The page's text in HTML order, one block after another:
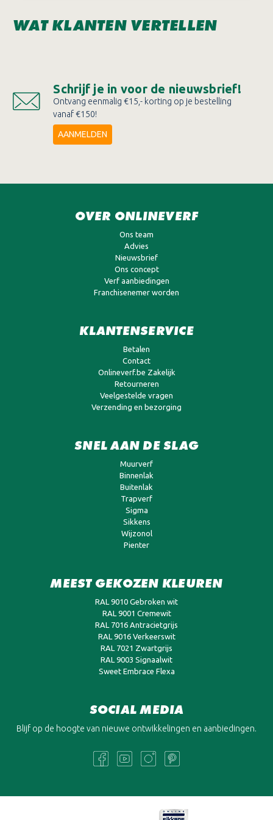
WAT KLANTEN VERTELLEN
Schrijf je in voor de nieuwsbrief!
Ontvang eenmalig €15,- korting op je bestelling
vanaf €150!
AANMELDEN
OVER ONLINEVERF
Ons team
Advies
Nieuwsbrief
Ons concept
Verf aanbiedingen
Franchisenemer worden
KLANTENSERVICE
Betalen
Contact
Onlineverf.be Zakelijk
Retourneren
Veelgestelde vragen
Verzending en bezorging
SNEL AAN DE SLAG
Muurverf
Binnenlak
Buitenlak
Trapverf
Sigma
Sikkens
Wijzonol
Pienter
MEEST GEKOZEN KLEUREN
RAL 9010 Gebroken wit
RAL 9001 Cremewit
RAL 7016 Antracietgrijs
RAL 9016 Verkeerswit
RAL 7021 Zwartgrijs
RAL 9003 Signaalwit
Sweet Embrace Flexa
SOCIAL MEDIA
Blijf op de hoogte van nieuwe ontwikkelingen en aanbiedingen.